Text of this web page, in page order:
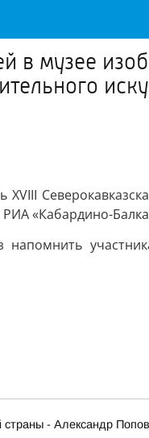
музее
«Кабардино-
- Александр Попов